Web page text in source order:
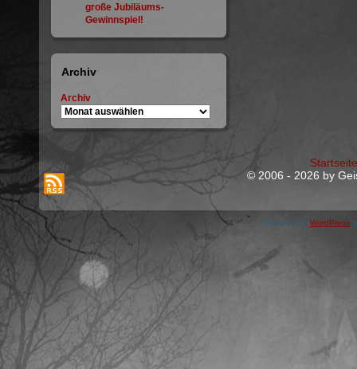
große Jubiläums-
Gewinnspiel!
Archiv
Archiv
Startseite
© 2006 - 2026 by
Powered by WordPress